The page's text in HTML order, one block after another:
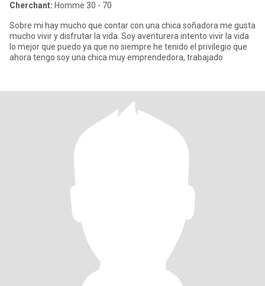
Cherchant: Homme 30 - 70
Sobre mi hay mucho que contar con una chica soñadora me gusta
mucho vivir y disfrutar la vida. Soy aventurera intento vivir la vida
lo mejor que puedo ya que no siempre he tenido el privilegio que
ahora tengo soy una chica muy emprendedora, trabajado